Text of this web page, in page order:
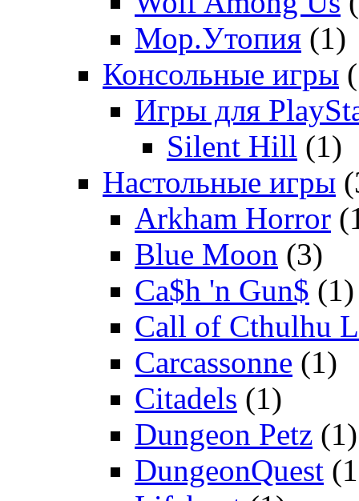
Мор.Утопия (1)
Консольные игры
Игры для
Silent Hill (1)
Настольные игры
Arkham Horror
Blue Moon (3)
Ca$h 'n Gun$ (1)
Call of Cthulhu
Carcassonne (1)
Citadels (1)
Dungeon Petz (1)
DungeonQuest